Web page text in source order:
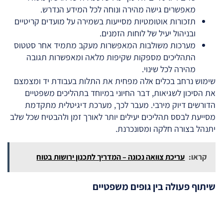
מאפשרים גישה מהירה ונוחה לכל המידע הנדרש.
תזכורות אוטומטיות מסייעות בשמירה על מועדים קריטיים
ובניהול יעיל של לוחות הזמנים.
מערכות משולבות המאפשרות מעקב מתמיד אחר סטטוס
התהליכים מספקות שקיפות מלאה ומאפשרות תגובה
מהירה לכל שינוי.
שימוש נרחב בכלים אלה מפחית את התלות בעבודת יד ומצמצם
את הסיכון לשגיאות, דבר החיוני במיוחד בתהליכים משפטיים
הדורשים דיוק מירבי. מעבר לכך, מערכת דיגיטלית מתקדמת
מסייעת לבסס תהליכים יעילים יותר לאורך זמן ולהבטיח שכל שלב
יתנהל בצורה חלקה ומסונכרנת.
קראו: עריכת צוואה נכונה – המדריך לתכנון ירושות בטוח
שיתוף פעולה בין גופים משפטיים